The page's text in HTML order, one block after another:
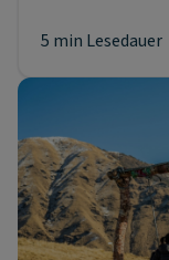
5 min Lesedauer